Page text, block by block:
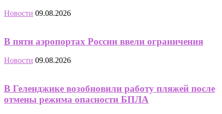
Новости 09.08.2026
В пяти аэропортах России ввели ограничения
Новости 09.08.2026
В Геленджике возобновили работу пляжей после
отмены режима опасности БПЛА